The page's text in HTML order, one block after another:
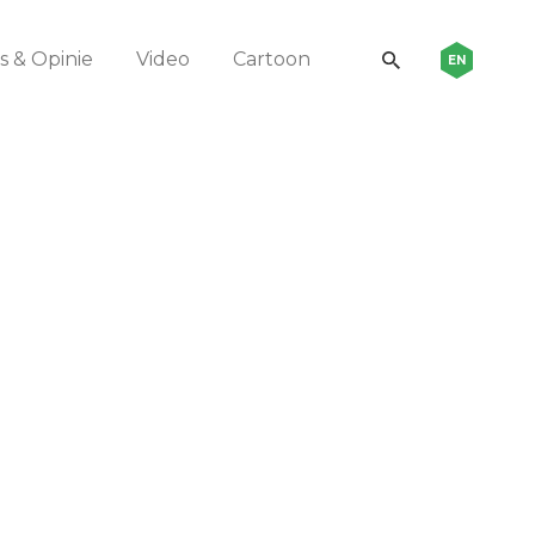
& Opinie Video Cartoon EN